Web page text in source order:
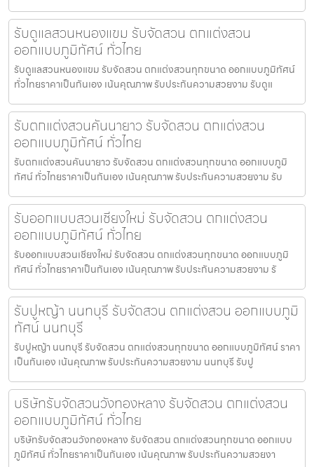
รับดูแลสวนหนองแขม รับจัดสวน ตกแต่งสวน
ออกแบบภูมิทัศน์ ทั่วไทย
รับดูแลสวนหนองแขม รับจัดสวน ตกแต่งสวนทุกขนาด ออกแบบภูมิทัศน์
ทั่วไทยราคาเป็นกันเอง เน้นคุณภาพ รับประกันความสวยงาม รับดูแ
รับตกแต่งสวนคันนายาว รับจัดสวน ตกแต่งสวน
ออกแบบภูมิทัศน์ ทั่วไทย
รับตกแต่งสวนคันนายาว รับจัดสวน ตกแต่งสวนทุกขนาด ออกแบบภูมิ
ทัศน์ ทั่วไทยราคาเป็นกันเอง เน้นคุณภาพ รับประกันความสวยงาม รับ
รับออกแบบสวนเชียงใหม่ รับจัดสวน ตกแต่งสวน
ออกแบบภูมิทัศน์ ทั่วไทย
รับออกแบบสวนเชียงใหม่ รับจัดสวน ตกแต่งสวนทุกขนาด ออกแบบภูมิ
ทัศน์ ทั่วไทยราคาเป็นกันเอง เน้นคุณภาพ รับประกันความสวยงาม รั
รับปูหญ้า นนทบุรี รับจัดสวน ตกแต่งสวน ออกแบบภูมิ
ทัศน์ นนทบุรี
รับปูหญ้า นนทบุรี รับจัดสวน ตกแต่งสวนทุกขนาด ออกแบบภูมิทัศน์ ราคา
เป็นกันเอง เน้นคุณภาพ รับประกันความสวยงาม นนทบุรี รับปู
บริษัทรับจัดสวนวังทองหลาง รับจัดสวน ตกแต่งสวน
ออกแบบภูมิทัศน์ ทั่วไทย
บริษัทรับจัดสวนวังทองหลาง รับจัดสวน ตกแต่งสวนทุกขนาด ออกแบบ
ภูมิทัศน์ ทั่วไทยราคาเป็นกันเอง เน้นคุณภาพ รับประกันความสวยงา